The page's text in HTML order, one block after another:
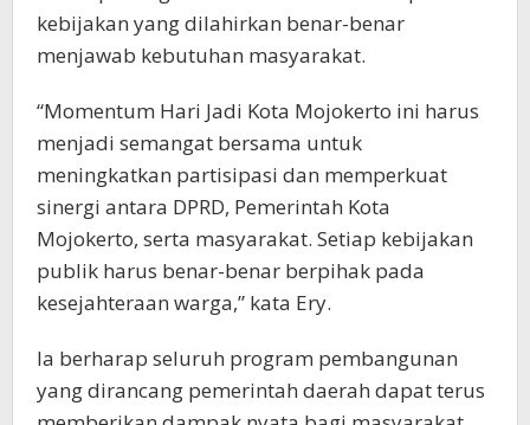
kebijakan yang dilahirkan benar-benar
menjawab kebutuhan masyarakat.
“Momentum Hari Jadi Kota Mojokerto ini harus
menjadi semangat bersama untuk
meningkatkan partisipasi dan memperkuat
sinergi antara DPRD, Pemerintah Kota
Mojokerto, serta masyarakat. Setiap kebijakan
publik harus benar-benar berpihak pada
kesejahteraan warga,” kata Ery.
Ia berharap seluruh program pembangunan
yang dirancang pemerintah daerah dapat terus